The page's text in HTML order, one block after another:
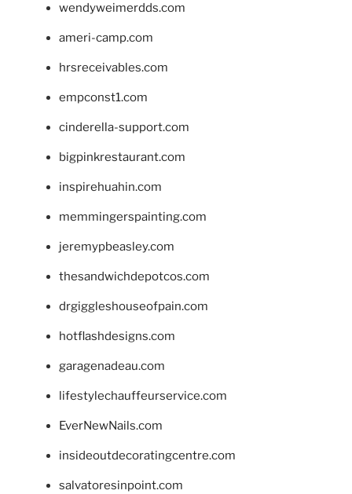
wendyweimerdds.com
ameri-camp.com
hrsreceivables.com
empconst1.com
cinderella-support.com
bigpinkrestaurant.com
inspirehuahin.com
memmingerspainting.com
jeremypbeasley.com
thesandwichdepotcos.com
drgiggleshouseofpain.com
hotflashdesigns.com
garagenadeau.com
lifestylechauffeurservice.com
EverNewNails.com
insideoutdecoratingcentre.com
salvatoresinpoint.com